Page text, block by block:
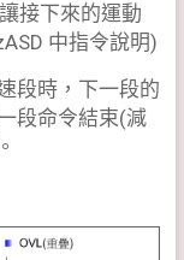
接下來的運動
中指令說明)
段時，下一段的
段命令結束(減